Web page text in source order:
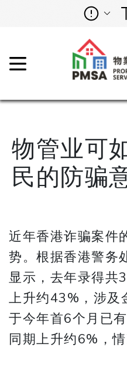
物管业可
民的防骗
近年香港诈骗案件
势。根据香港警务
显示，去年录得共
上升约43%，涉及
于今年首6个月已
同期上升约6%，情